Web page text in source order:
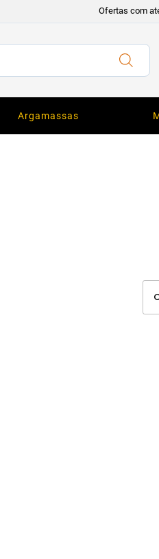
Ofertas com
Argamassas